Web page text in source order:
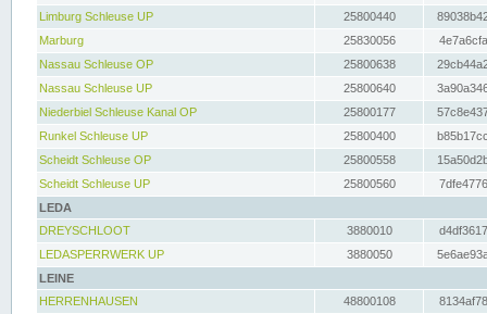
Limburg Schleuse UP
25800440
Marburg
25830056
Nassau Schleuse OP
25800638
Nassau Schleuse UP
25800640
Niederbiel Schleuse Kanal OP
25800177
Runkel Schleuse UP
25800400
Scheidt Schleuse OP
25800558
Scheidt Schleuse UP
25800560
LEDA
DREYSCHLOOT
3880010
LEDASPERRWERK UP
3880050
LEINE
HERRENHAUSEN
48800108